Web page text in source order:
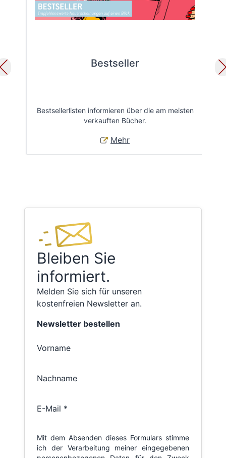
Bestseller
Bestsellerlisten informieren über die am meisten
verkauften Bücher.
Mehr
Bleiben Sie
informiert.
Melden Sie sich für unseren
kostenfreien Newsletter an.